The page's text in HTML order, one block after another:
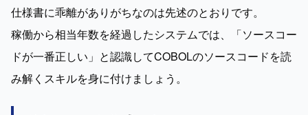
仕様書に乖離がありがちなのは先述のとおりです。
稼働から相当年数を経過したシステムでは、「ソースコー
ドが一番正しい」と認識してCOBOLのソースコードを読
み解くスキルを身に付けましょう。